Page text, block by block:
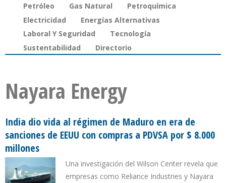
Petróleo Gas Natural
Petroquímica
Electricidad
Energías Alternativas
Laboral Y Seguridad
Tecnología
Sustentabilidad
Directorio
Nayara Energy
India dio vida al régimen de Maduro en era de
sanciones de EEUU con compras a PDVSA por $ 8.000
millones
Una investigación del Wilson Center revela que
empresas como Reliance Industries y Nayara